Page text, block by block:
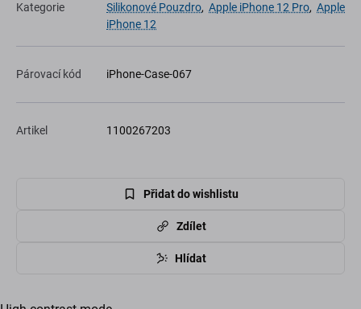
Kategorie Silikonové Pouzdro, Apple iPhone 12 Pro, Apple
iPhone 12
Párovací kód iPhone-Case-067
Artikel 1100267203
Přidat do wishlistu
Zdílet
Hlídat